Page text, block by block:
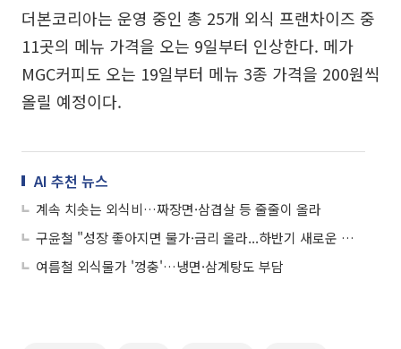
더본코리아는 운영 중인 총 25개 외식 프랜차이즈 중
11곳의 메뉴 가격을 오는 9일부터 인상한다. 메가
MGC커피도 오는 19일부터 메뉴 3종 가격을 200원씩
올릴 예정이다.
AI 추천 뉴스
계속 치솟는 외식비…짜장면·삼겹살 등 줄줄이 올라
구윤철 "성장 좋아지면 물가·금리 올라...하반기 새로운 성장전략 마련"
여름철 외식물가 '껑충'…냉면·삼계탕도 부담